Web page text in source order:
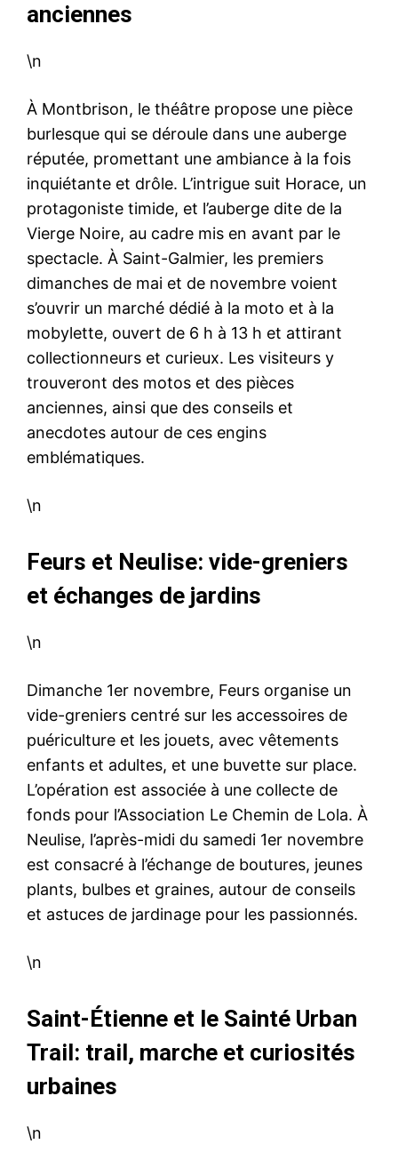
anciennes
\n
À Montbrison, le théâtre propose une pièce
burlesque qui se déroule dans une auberge
réputée, promettant une ambiance à la fois
inquiétante et drôle. L’intrigue suit Horace, un
protagoniste timide, et l’auberge dite de la
Vierge Noire, au cadre mis en avant par le
spectacle. À Saint-Galmier, les premiers
dimanches de mai et de novembre voient
s’ouvrir un marché dédié à la moto et à la
mobylette, ouvert de 6 h à 13 h et attirant
collectionneurs et curieux. Les visiteurs y
trouveront des motos et des pièces
anciennes, ainsi que des conseils et
anecdotes autour de ces engins
emblématiques.
\n
Feurs et Neulise: vide-greniers
et échanges de jardins
\n
Dimanche 1er novembre, Feurs organise un
vide-greniers centré sur les accessoires de
puériculture et les jouets, avec vêtements
enfants et adultes, et une buvette sur place.
L’opération est associée à une collecte de
fonds pour l’Association Le Chemin de Lola. À
Neulise, l’après-midi du samedi 1er novembre
est consacré à l’échange de boutures, jeunes
plants, bulbes et graines, autour de conseils
et astuces de jardinage pour les passionnés.
\n
Saint-Étienne et le Sainté Urban
Trail: trail, marche et curiosités
urbaines
\n